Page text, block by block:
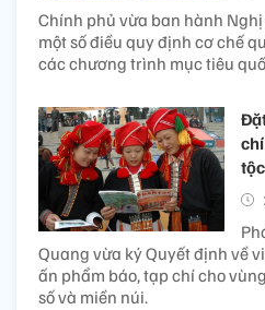
Chính phủ vừa ban hành
một số điều quy định cơ chế
các chương trình mục tiêu
Quang vừa ký Quyết định về
ấn phẩm báo, tạp chí cho
số và miền núi.